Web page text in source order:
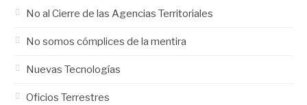
No al Cierre de las Agencias Territoriales
No somos cómplices de la mentira
Nuevas Tecnologías
Oficios Terrestres